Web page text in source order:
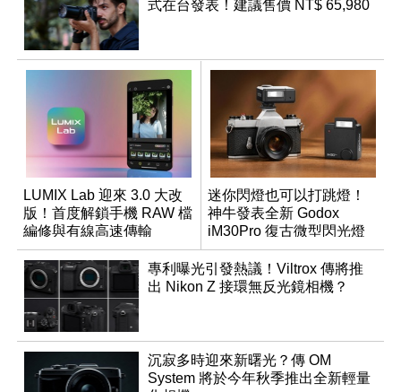
式在台發表！建議售價 NT$ 65,980
LUMIX Lab 迎來 3.0 大改
版！首度解鎖手機 RAW 檔
編修與有線高速傳輸
迷你閃燈也可以打跳燈！
神牛發表全新 Godox
iM30Pro 復古微型閃光燈
專利曝光引發熱議！Viltrox 傳將推
出 Nikon Z 接環無反光鏡相機？
沉寂多時迎來新曙光？傳 OM
System 將於今年秋季推出全新輕量